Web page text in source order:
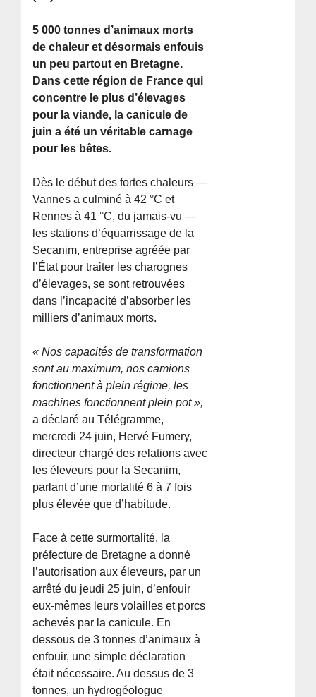
5 000 tonnes d’animaux morts
de chaleur et désormais enfouis
un peu partout en Bretagne.
Dans cette région de France qui
concentre le plus d’élevages
pour la viande, la canicule de
juin a été un véritable carnage
pour les bêtes.
Dès le début des fortes chaleurs —
Vannes a culminé à 42 °C et
Rennes à 41 °C, du jamais-vu —
les stations d’équarrissage de la
Secanim, entreprise agréée par
l’État pour traiter les charognes
d’élevages, se sont retrouvées
dans l’incapacité d’absorber les
milliers d’animaux morts.
« Nos capacités de transformation
sont au maximum, nos camions
fonctionnent à plein régime, les
machines fonctionnent plein pot »,
a déclaré au Télégramme,
mercredi 24 juin, Hervé Fumery,
directeur chargé des relations avec
les éleveurs pour la Secanim,
parlant d’une mortalité 6 à 7 fois
plus élevée que d’habitude.
Face à cette surmortalité, la
préfecture de Bretagne a donné
l’autorisation aux éleveurs, par un
arrêté du jeudi 25 juin, d’enfouir
eux-mêmes leurs volailles et porcs
achevés par la canicule. En
dessous de 3 tonnes d’animaux à
enfouir, une simple déclaration
était nécessaire. Au dessus de 3
tonnes, un hydrogéologue